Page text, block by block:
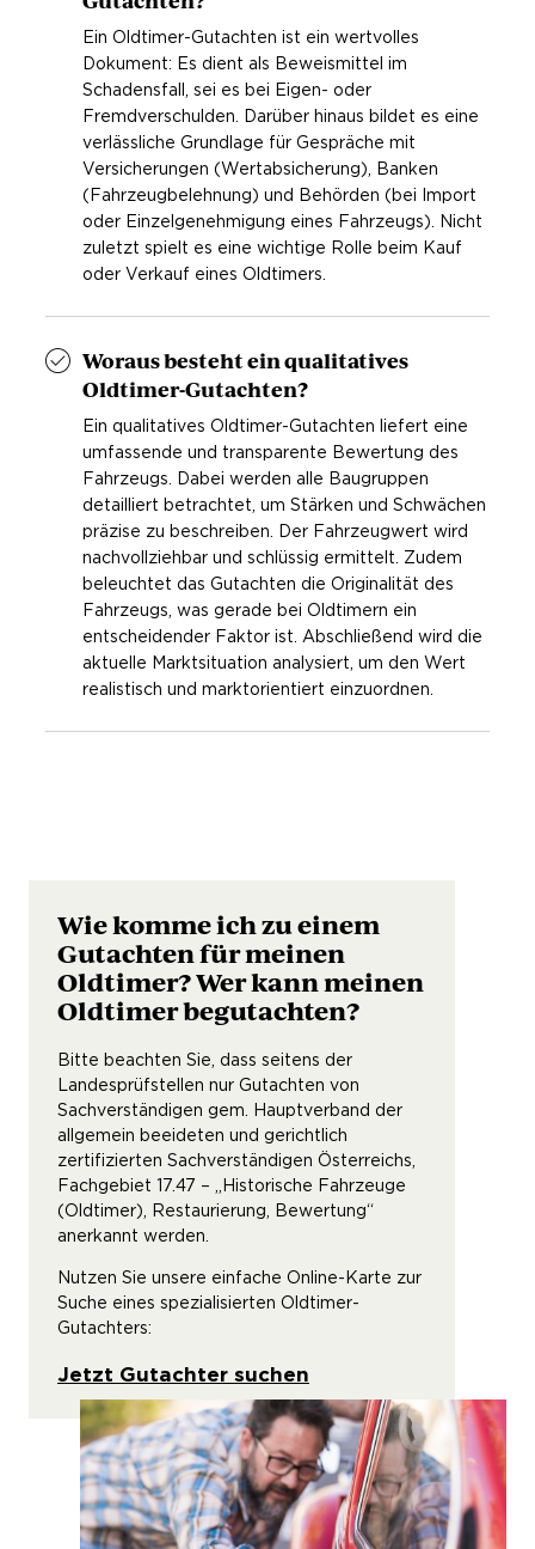
Auskünfte erhält man auch bei der zentralen
Auskunftsstelle der Österreichischen Zollverwaltung
(0)50 233 740 bzw. zollinfo@bmf.gv.atbeim
Bundesministerium für Finanzen.
Versicherter Transport über ein
spezialisiertes
Transportunternehmen:
Die erforderlichen Schritte hinsichtlich Verzollung können
ggf. vom Transportunternehmen im Rahmen des Auftrags
mit abgewickelt werden.
Ein Oldtimer-Gutachten ist ein wertvolles
Dokument: Es dient als Beweismittel im
Schadensfall, sei es bei Eigen- oder
Fremdverschulden. Darüber hinaus bildet es eine
verlässliche Grundlage für Gespräche mit
Versicherungen (Wertabsicherung), Banken
(Fahrzeugbelehnung) und Behörden (bei Import
oder Einzelgenehmigung eines Fahrzeugs). Nicht
zuletzt spielt es eine wichtige Rolle beim Kauf
oder Verkauf eines Oldtimers.
Woraus besteht ein qualitatives
Oldtimer-Gutachten?
Ein qualitatives Oldtimer-Gutachten liefert eine
umfassende und transparente Bewertung des
Fahrzeugs. Dabei werden alle Baugruppen
detailliert betrachtet, um Stärken und Schwächen
präzise zu beschreiben. Der Fahrzeugwert wird
nachvollziehbar und schlüssig ermittelt. Zudem
beleuchtet das Gutachten die Originalität des
Fahrzeugs, was gerade bei Oldtimern ein
entscheidender Faktor ist. Abschließend wird die
aktuelle Marktsituation analysiert, um den Wert
realistisch und marktorientiert einzuordnen.
Wie komme ich zu einem
Gutachten für meinen
Oldtimer? Wer kann meinen
Oldtimer begutachten?
Bitte beachten Sie, dass seitens der
Landesprüfstellen nur Gutachten von
Sachverständigen gem. Hauptverband der
allgemein beeideten und gerichtlich
zertifizierten Sachverständigen Österreichs,
Fachgebiet 17.47 – „Historische Fahrzeuge
(Oldtimer), Restaurierung, Bewertung“
anerkannt werden.
Nutzen Sie unsere einfache Online-Karte zur
Suche eines spezialisierten Oldtimer-
Gutachters:
Jetzt Gutachter suchen